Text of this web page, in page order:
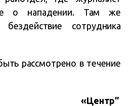
о нападении. Там же
сотрудника
рассмотрено в течение
«Центр”